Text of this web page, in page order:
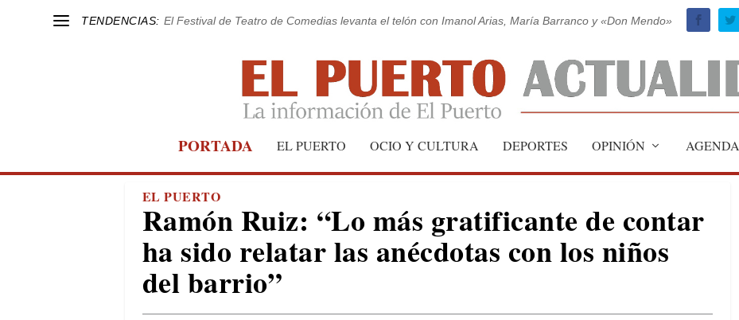
TENDENCIAS: El Festival de Teatro de Comedias levanta el telón con Imanol Arias, María Barranco y «Don Mendo»
PORTADA EL PUERTO OCIO Y CULTURA DEPORTES OPINIÓN AGENDA
EL PUERTO
Ramón Ruiz: “Lo más gratificante de contar
ha sido relatar las anécdotas con los niños
del barrio”